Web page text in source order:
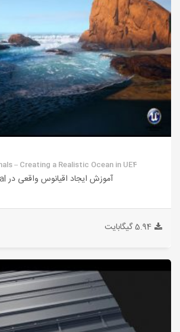
– Creating a Realistic Ocean in UE4
آموزش ایجاد اقیانوس واقعی در Unreal
5.94 گیگابایت